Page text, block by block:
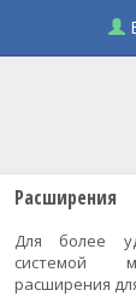
Расширения
Для более
системой
расширения